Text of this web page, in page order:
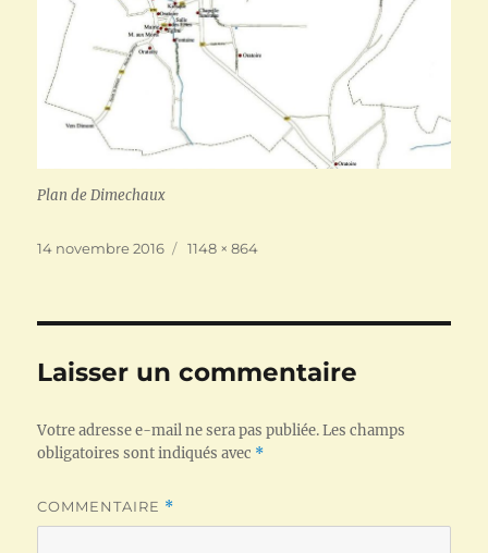
Plan de Dimechaux
Publié
14 novembre 2016
Taille
1148 × 864
Laisser un commentaire
Votre adresse e-mail ne sera pas publiée. Les champs
obligatoires sont indiqués avec *
COMMENTAIRE *